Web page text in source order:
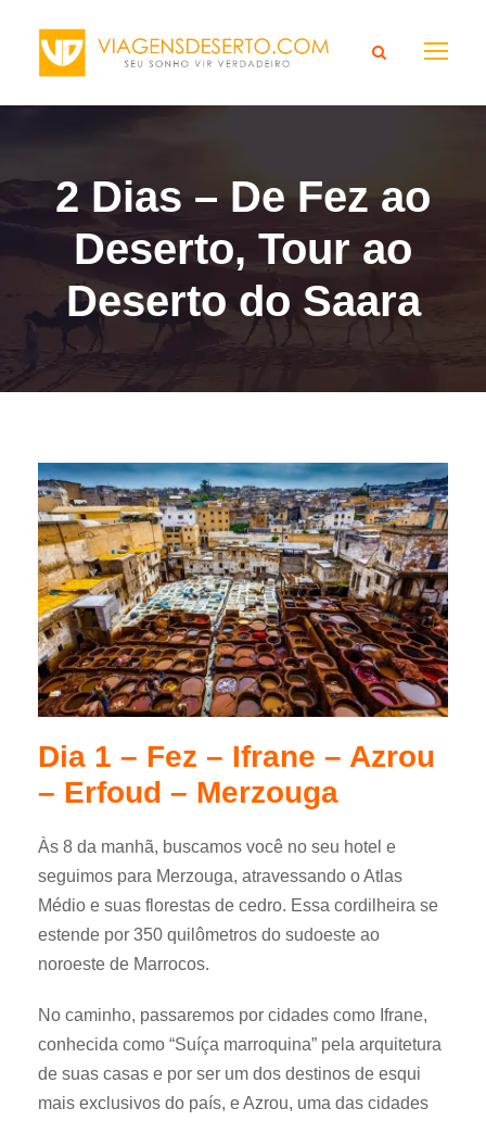
2 Dias – De Fez ao
Deserto, Tour ao
Deserto do Saara
Dia 1 – Fez – Ifrane – Azrou
– Erfoud – Merzouga
Às 8 da manhã, buscamos você no seu hotel e
seguimos para Merzouga, atravessando o Atlas
Médio e suas florestas de cedro. Essa cordilheira se
estende por 350 quilômetros do sudoeste ao
noroeste de Marrocos.
No caminho, passaremos por cidades como Ifrane,
conhecida como “Suíça marroquina” pela arquitetura
de suas casas e por ser um dos destinos de esqui
mais exclusivos do país, e Azrou, uma das cidades